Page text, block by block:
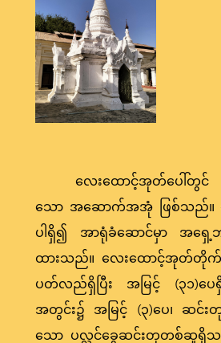
လေးထောင့်အုတ်ပေါ်တွ
သော အဆောက်အအုံ ဖြစ်သည်။
ပါရှိ၍ အာရုံခံဆောင်မှာ အရှ
ထားသည်။ လေးထောင့်အုတ်တိုက်
ပတ်လည်ရှိပြီး အမြင့် (၃၁)ပ
အတွင်း၌ အမြင့် (၃)ပေ၊ ဆင်းတု
သော ပလ္လင်ခွေဆင်းတုတစ်ဆူ